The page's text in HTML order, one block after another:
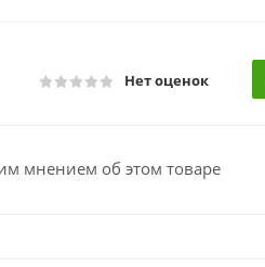
Нет оценок
мнением об этом товаре